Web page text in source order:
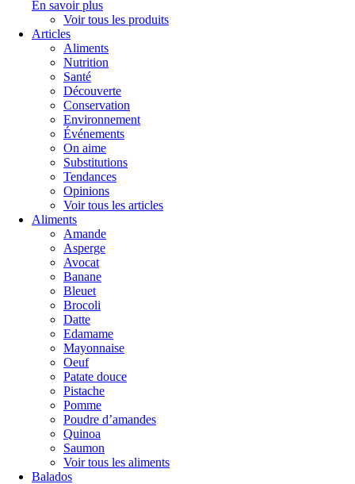
En savoir plus
Voir tous les produits
Articles
Aliments
Nutrition
Santé
Découverte
Conservation
Environnement
Événements
On aime
Substitutions
Tendances
Opinions
Voir tous les articles
Aliments
Amande
Asperge
Avocat
Banane
Bleuet
Brocoli
Datte
Edamame
Mayonnaise
Oeuf
Patate douce
Pistache
Pomme
Poudre d’amandes
Quinoa
Saumon
Voir tous les aliments
Balados